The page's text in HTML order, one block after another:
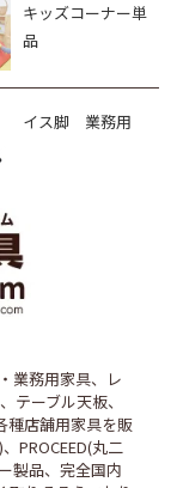
キッズコーナー単
品
イス脚 業務用
業務用家具、レ
テーブル天板、
種店舗用家具を販
PROCEED(丸二
製品、完全国内